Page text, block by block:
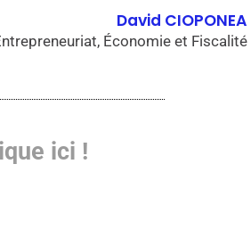
David CIOPONEA
Économie et Fiscalité
ici !